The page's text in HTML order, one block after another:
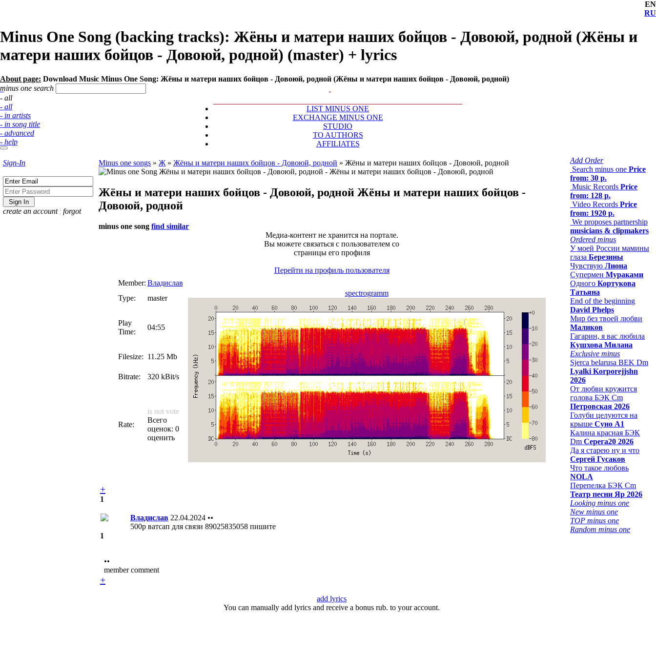
EN
RU
Minus One Song (backing tracks): Жёны и матери наших бойцов - Довоюй, родной (Жёны и
матери наших бойцов - Довоюй, родной) (master) + lyrics
About page: Download Music Minus One Song: Жёны и матери наших бойцов - Довоюй, родной (Жёны и матери наших бойцов - Довоюй, родной)
minus one search
- all
- all
- in artists
- in song title
- advanced
- help
LIST MINUS ONE
EXCHANGE MINUS ONE
STUDIO
TO AUTHORS
AFFILIATES
Sign-In
create an account ¦ forgot
Minus one songs » Ж » Жёны и матери наших бойцов - Довоюй, родной » Жёны и матери наших бойцов - Довоюй, родной
Жёны и матери наших бойцов - Довоюй, родной Жёны и матери наших бойцов -
Довоюй, родной
minus one song find similar
Медиа-контент не хранится на портале.
Вы можете связаться с пользователем со
страницы его профиля
Перейти на профиль пользователя
Member: Владислав
Type:
master
spectrogramm
Play
Time:
04:55
Filesize: 11.25 Mb
Bitrate: 320 kBit/s
Rate:
is not vote
Всего
оценок: 0
оценить
+
1
Владислав 22.04.2024 ••
500р ватсап для связи 89025835058 пишите
1
••
member comment
+
add lyrics
You can manually add lyrics and receive a bonus rub. to your account.
Add Order
Search minus one Price
from: 30 р.
Music Records Price
from: 128 р.
Video Records Price
from: 1920 р.
We proposes partnership
musicians & clipmakers
Ordered minus
У моей России мамины
глаза Березины
Чувствую Лиона
Супермен Мураками
Одного Кортукова
Татьяна
End of the beginning
David Phelps
Мир без твоей любви
Маликов
Гагарин, я вас любила
Кушхова Милана
Exclusive minus
Sjerca belarusa BEK Dm
Lyalki Korporejjshn
2026
От любви кружится
голова БЭК Cm
Петровская 2026
Голуби целуются на
крыше Суно А1
Калина красная БЭК
Dm Серега20 2026
Да я старею ну и что
Сергей Гусаков
Что такое любовь
NOLA
Перепелка БЭК Cm
Театр песни Яр 2026
Looking minus one
New minus one
TOP minus one
Random minus one